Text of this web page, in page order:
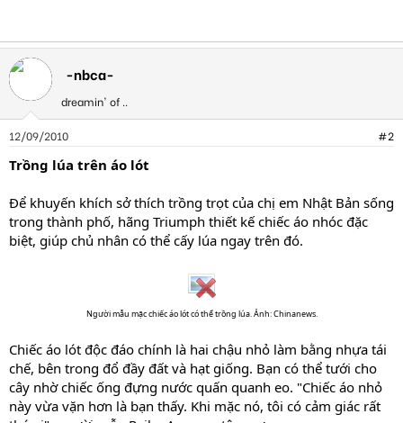
-nbca-
dreamin' of ..
12/09/2010 #2
Trồng lúa trên áo lót
Để khuyến khích sở thích trồng trọt của chị em Nhật Bản sống
trong thành phố, hãng Triumph thiết kế chiếc áo nhóc đặc
biệt, giúp chủ nhân có thể cấy lúa ngay trên đó.
Người mẫu mặc chiếc áo lót có thể trồng lúa. Ảnh: Chinanews.
Chiếc áo lót độc đáo chính là hai chậu nhỏ làm bằng nhựa tái
chế, bên trong đổ đầy đất và hạt giống. Bạn có thể tưới cho
cây nhờ chiếc ống đựng nước quấn quanh eo. "Chiếc áo nhỏ
này vừa vặn hơn là bạn thấy. Khi mặc nó, tôi có cảm giác rất